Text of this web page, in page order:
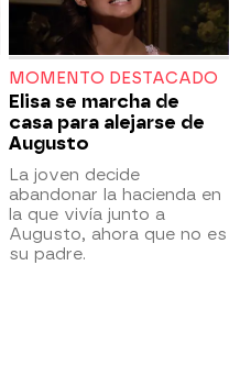
MOMENTO DESTACADO
Elisa se marcha de
casa para alejarse de
Augusto
La joven decide
abandonar la hacienda en
la que vivía junto a
Augusto, ahora que no es
su padre.